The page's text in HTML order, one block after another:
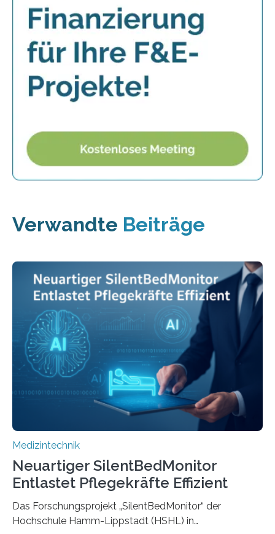
Verwandte Beiträge
Medizintechnik
Neuartiger SilentBedMonitor
Entlastet Pflegekräfte Effizient
Das Forschungsprojekt „SilentBedMonitor“ der
Hochschule Hamm-Lippstadt (HSHL) in